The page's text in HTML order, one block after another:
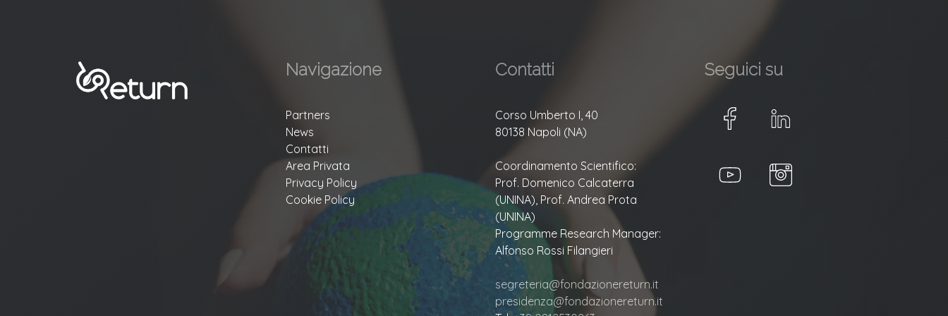
Navigazione
Partners
News
Contatti
Area Privata
Privacy Policy
Cookie Policy
Contatti
Corso Umberto I, 40
80138 Napoli (NA)
Coordinamento Scientifico:
Prof. Domenico Calcaterra
(UNINA), Prof. Andrea Prota
(UNINA)
Programme Research Manager:
Alfonso Rossi Filangieri
segreteria@fondazionereturn.it
presidenza@fondazionereturn.it
Seguici su